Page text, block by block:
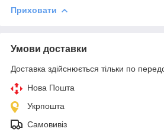
Приховати
Умови доставки
Доставка здійснюється тільки по
Нова Пошта
Укрпошта
Самовивіз